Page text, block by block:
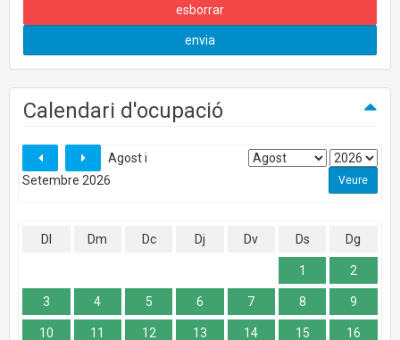
esborrar
envia
Calendari d'ocupació
Agost i
Setembre 2026
Dl Dm Dc Dj Dv Ds Dg
1 2
3 4 5 6 7 8 9
10 11 12 13 14 15 16